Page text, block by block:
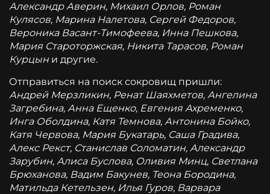
Александр Аверин, Михаил Орлов, Роман
Кулясов, Марина Налетова, Сергей Федоров,
Вероника Васант-Тимофеева, Инна Пешкова,
Мария Староторжская, Никита Тарасов, Роман
Курцын и другие.
Отправиться на поиск сокровищ пришли:
Андрей Мерзликин, Ренат Шаяхметов, Ангелина
Загребина, Анна Ещенко, Евгения Ахременко,
Инга Оболдина, Катя Темнова, Антонина Бойко,
Катя Червова, Мария Букатарь, Саша Градива,
Алекс Рекст, Станислав Соломатин, Александр
Зарубин, Алиса Буслова, Оливия Минц, Светлана
Брюханова, Вадим Бакунев, Теона Бородина,
Матильда Кетельзен, Илья Гуров, Варвара